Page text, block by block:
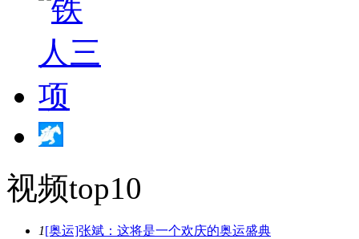
视频top10
1[奥运]张斌：这将是一个欢庆的奥运盛典